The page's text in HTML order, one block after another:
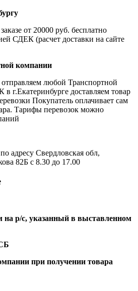
от 20000 руб. бесплатно
СДЕК (расчет доставки на сайте
компании
любой Транспортной
г.Екатеринбурге доставляем товар
Покупатель оплачивает сам
Тарифы перевозок можно
адресу Свердловская обл,
82Б с 8.30 до 17.00
на р/с, указанный в выставленном
при получении товара